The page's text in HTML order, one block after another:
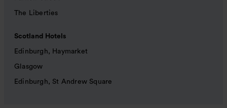
The Liberties
Scotland Hotels
Edinburgh, Haymarket
Glasgow
Edinburgh, St Andrew Square